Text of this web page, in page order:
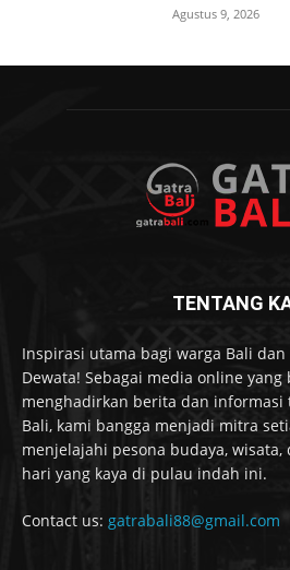
Agustus 9, 2026
TENTANG
Inspirasi utama bagi warga Bali
Dewata! Sebagai media online
menghadirkan berita dan informasi
Bali, kami bangga menjadi mitra
menjelajahi pesona budaya,
hari yang kaya di pulau indah ini.
Contact us: gatrabali88@gmail.com